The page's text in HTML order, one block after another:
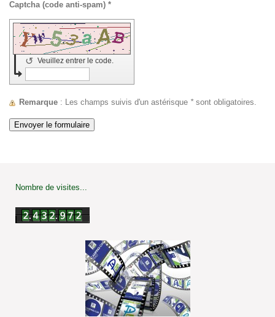
Captcha (code anti-spam) *
Veuillez entrer le code.
↺
Remarque : Les champs suivis d'un astérisque *sont obligatoires.
Nombre de visites...